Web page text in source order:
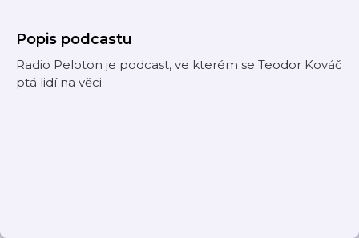
Popis podcastu
Radio Peloton je podcast, ve kterém se Teodor Kováč
ptá lidí na věci.